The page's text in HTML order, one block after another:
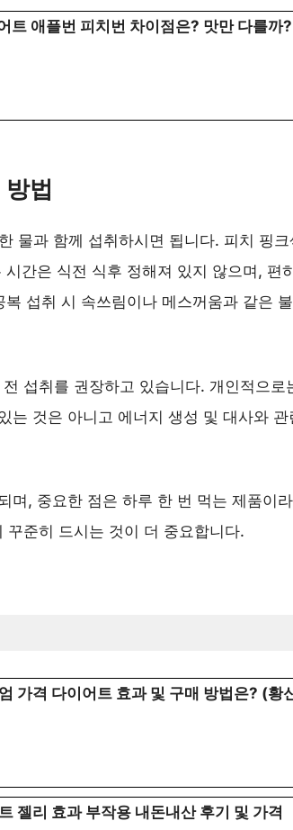
트 애플번 피치번 차이점은? 맛만 다를까?
법
물과 함께 섭취하시면 됩니다. 피치 핑
간은 식전 식후 정해져 있지 않으며, 편
섭취 시 속쓰림이나 메스꺼움과 같은
섭취를 권장하고 있습니다. 개인적으로
는 것은 아니고 에너지 생성 및 대사와
며, 중요한 점은 하루 한 번 먹는 제품이
준히 드시는 것이 더 중요합니다.
가격 다이어트 효과 및 구매 방법은? (황
젤리 효과 부작용 내돈내산 후기 및 가격